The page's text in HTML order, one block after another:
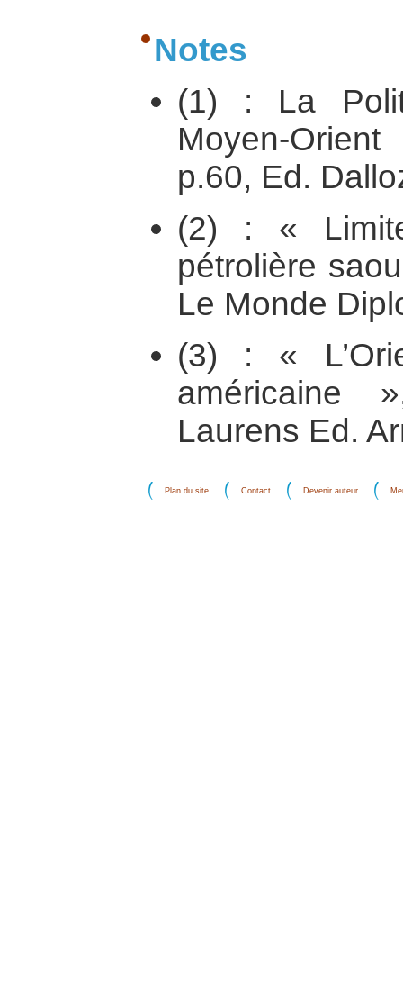
Notes
(1) : La
Moyen-
p.60, Ed.
(2) : «
pétrolière
Le Monde
(3) : «
américaine
Laurens Ed.
Plan du site Contact Devenir auteur